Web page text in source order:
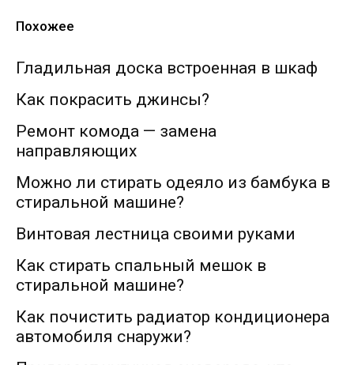
Похожее
Гладильная доска встроенная в шкаф
Как покрасить джинсы?
Ремонт комода — замена
направляющих
Можно ли стирать одеяло из бамбука в
стиральной машине?
Винтовая лестница своими руками
Как стирать спальный мешок в
стиральной машине?
Как почистить радиатор кондиционера
автомобиля снаружи?